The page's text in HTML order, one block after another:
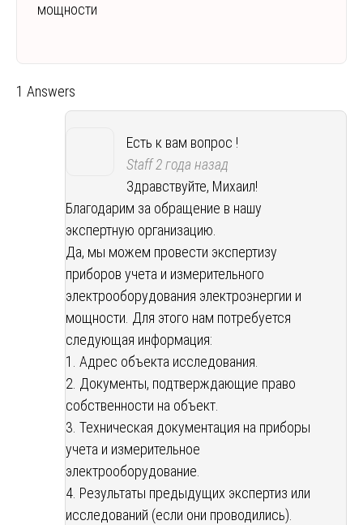
мощности
1 Answers
Есть к вам вопрос !
Staff2 года назад
Здравствуйте, Михаил!
Благодарим за обращение в нашу
экспертную организацию.
Да, мы можем провести экспертизу
приборов учета и измерительного
электрооборудования электроэнергии и
мощности. Для этого нам потребуется
следующая информация:
1. Адрес объекта исследования.
2. Документы, подтверждающие право
собственности на объект.
3. Техническая документация на приборы
учета и измерительное
электрооборудование.
4. Результаты предыдущих экспертиз или
исследований (если они проводились).